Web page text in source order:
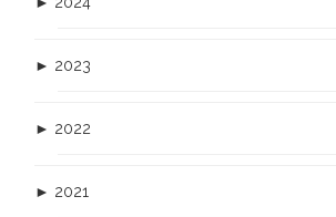
► 2023
► 2022
► 2021